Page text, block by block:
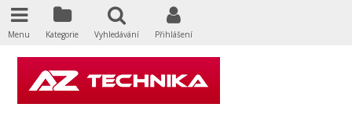
Menu Kategorie Vyhledávání Přihlášení